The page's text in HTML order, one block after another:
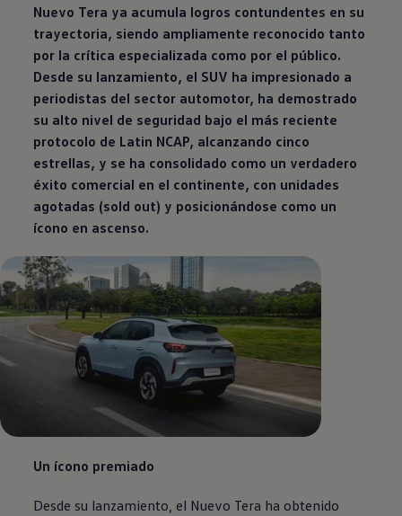
Nuevo Tera ya acumula logros contundentes en su
trayectoria, siendo ampliamente reconocido tanto
por la crítica especializada como por el público.
Desde su lanzamiento, el SUV ha impresionado a
periodistas del sector automotor, ha demostrado
su alto nivel de seguridad bajo el más reciente
protocolo de Latin NCAP, alcanzando cinco
estrellas, y se ha consolidado como un verdadero
éxito comercial en el continente, con unidades
agotadas (sold out) y posicionándose como un
ícono en ascenso.
Un ícono premiado
Desde su lanzamiento, el Nuevo Tera ha obtenido